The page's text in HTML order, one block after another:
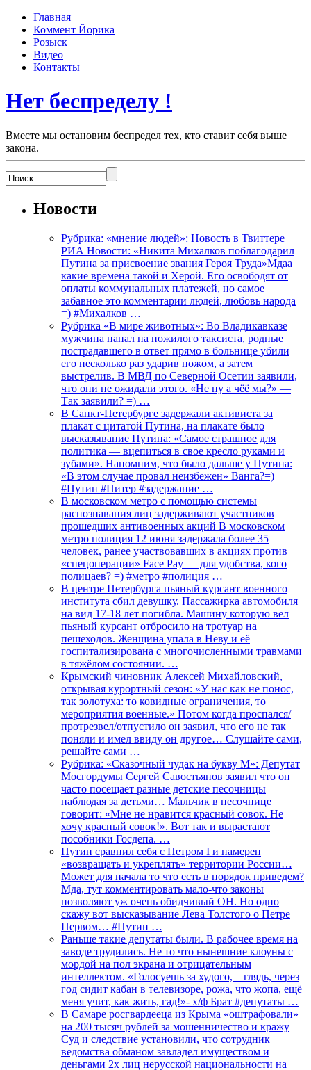
Главная
Коммент Йорика
Розыск
Видео
Контакты
Нет беспределу !
Вместе мы остановим беспредел тех, кто ставит себя выше
закона.
Новости
Рубрика: «мнение людей»: Новость в Твиттере
РИА Новости: «Никита Михалков поблагодарил
Путина за присвоение звания Героя Труда»Мдаа
какие времена такой и Херой. Его освободят от
оплаты коммунальных платежей, но самое
забавное это комментарии людей, любовь народа
=) #Михалков …
Рубрика «В мире животных»: Во Владикавказе
мужчина напал на пожилого таксиста, родные
пострадавшего в ответ прямо в больнице убили
его несколько раз ударив ножом, а затем
выстрелив. В МВД по Северной Осетии заявили,
что они не ожидали этого. «Не ну а чёё мы?» —
Так заявили? =) …
В Санкт-Петербурге задержали активиста за
плакат с цитатой Путина, на плакате было
высказывание Путина: «Самое страшное для
политика — вцепиться в свое кресло руками и
зубами». Напомним, что было дальше у Путина:
«В этом случае провал неизбежен» Ванга?=)
#Путин #Питер #задержание …
В московском метро с помощью системы
распознавания лиц задерживают участников
прошедших антивоенных акций В московском
метро полиция 12 июня задержала более 35
человек, ранее участвовавших в акциях против
«спецоперации» Face Pay — для удобства, кого
полицаев? =) #метро #полиция …
В центре Петербурга пьяный курсант военного
института сбил девушку. Пассажирка автомобиля
на вид 17-18 лет погибла. Машину которую вел
пьяный курсант отбросило на тротуар на
пешеходов. Женщина упала в Неву и её
госпитализирована с многочисленными травмами
в тяжёлом состоянии. …
Крымский чиновник Алексей Михайловский,
открывая курортный сезон: «У нас как не понос,
так золотуха: то ковидные ограничения, то
мероприятия военные.» Потом когда проспался/
протрезвел/отпустило он заявил, что его не так
поняли и имел ввиду он другое… Слушайте сами,
решайте сами …
Рубрика: «Сказочный чудак на букву М»: Депутат
Мосгордумы Сергей Савостьянов заявил что он
часто посещает разные детские песочницы
наблюдая за детьми… Мальчик в песочнице
говорит: «Мне не нравится красный совок. Не
хочу красный совок!». Вот так и вырастают
пособники Госдепа. …
Путин сравнил себя с Петром I и намерен
«возвращать и укреплять» территории России…
Может для начала то что есть в порядок приведем?
Мда, тут комментировать мало-что законы
позволяют уж очень обидчивый ОН. Но одно
скажу вот высказывание Лева Толстого о Петре
Первом… #Путин …
Раньше такие депутаты были. В рабочее время на
заводе трудились. Не то что нынешние клоуны с
мордой на пол экрана и отрицательным
интеллектом. «Голосуешь за худого, – глядь, через
год сидит кабан в телевизоре, рожа, что жопа, ещё
меня учит, как жить, гад!»- х/ф Брат #депутаты …
В Самаре росгвардееца из Крыма «оштрафовали»
на 200 тысяч рублей за мошенничество и кражу
Суд и следствие установили, что сотрудник
ведомства обманом завладел имуществом и
деньгами 2х лиц нерусской национальности на